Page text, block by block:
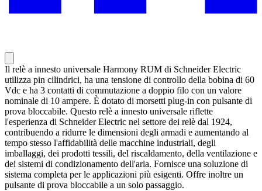
Il relè a innesto universale Harmony RUM di Schneider Electric
utilizza pin cilindrici, ha una tensione di controllo della bobina di 60
Vdc e ha 3 contatti di commutazione a doppio filo con un valore
nominale di 10 ampere. È dotato di morsetti plug-in con pulsante di
prova bloccabile. Questo relè a innesto universale riflette
l'esperienza di Schneider Electric nel settore dei relè dal 1924,
contribuendo a ridurre le dimensioni degli armadi e aumentando al
tempo stesso l'affidabilità delle macchine industriali, degli
imballaggi, dei prodotti tessili, del riscaldamento, della ventilazione e
dei sistemi di condizionamento dell'aria. Fornisce una soluzione di
sistema completa per le applicazioni più esigenti. Offre inoltre un
pulsante di prova bloccabile a un solo passaggio.